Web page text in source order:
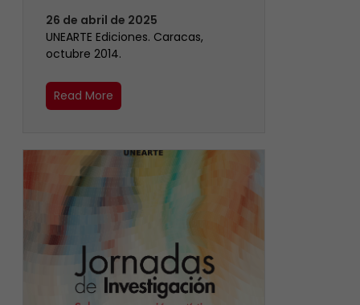
26 de abril de 2025
UNEARTE Ediciones. Caracas,
octubre 2014.
Read More